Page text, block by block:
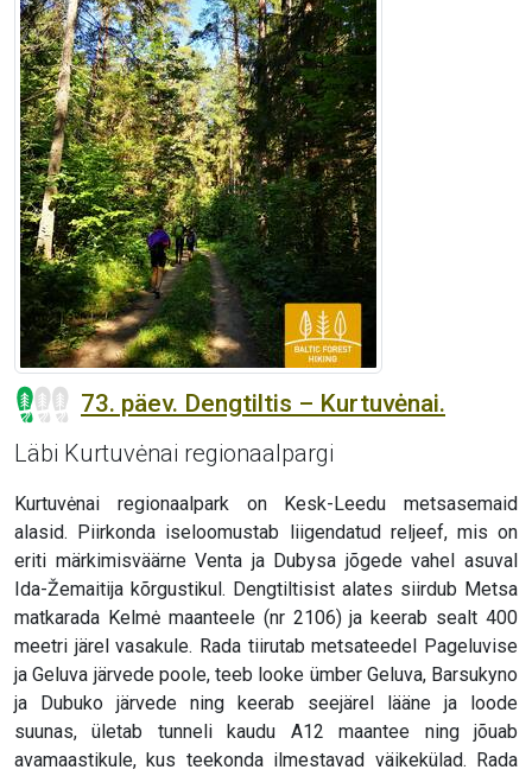
73. päev. Dengtiltis – Kurtuvėnai.
Läbi Kurtuvėnai regionaalpargi
Kurtuvėnai regionaalpark on Kesk-Leedu metsasemaid
alasid. Piirkonda iseloomustab liigendatud reljeef, mis on
eriti märkimisväärne Venta ja Dubysa jõgede vahel asuval
Ida-Žemaitija kõrgustikul. Dengtiltisist alates siirdub Metsa
matkarada Kelmė maanteele (nr 2106) ja keerab sealt 400
meetri järel vasakule. Rada tiirutab metsateedel Pageluvise
ja Geluva järvede poole, teeb looke ümber Geluva, Barsukyno
ja Dubuko järvede ning keerab seejärel lääne ja loode
suunas, ületab tunneli kaudu A12 maantee ning jõuab
avamaastikule, kus teekonda ilmestavad väikekülad. Rada